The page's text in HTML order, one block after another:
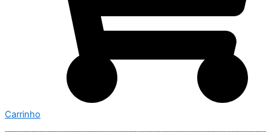
Carrinho